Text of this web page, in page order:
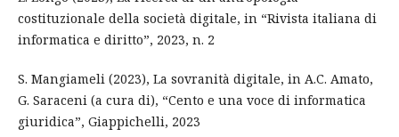
costituzionale della società digitale, in “Rivista italiana di
informatica e diritto”, 2023, n. 2
S. Mangiameli (2023), La sovranità digitale, in A.C. Amato,
G. Saraceni (a cura di), “Cento e una voce di informatica
giuridica”, Giappichelli, 2023